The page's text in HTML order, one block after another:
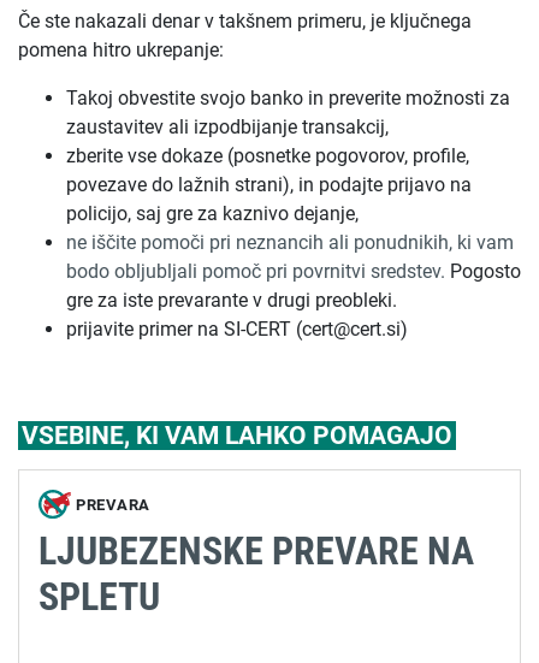
Če ste nakazali denar v takšnem primeru, je ključnega
pomena hitro ukrepanje:
Takoj obvestite svojo banko in preverite možnosti za
zaustavitev ali izpodbijanje transakcij,
zberite vse dokaze (posnetke pogovorov, profile,
povezave do lažnih strani), in podajte prijavo na
policijo, saj gre za kaznivo dejanje,
ne iščite pomoči pri neznancih ali ponudnikih, ki vam
bodo obljubljali pomoč pri povrnitvi sredstev. Pogosto
gre za iste prevarante v drugi preobleki.
prijavite primer na SI-CERT (cert@cert.si)
VSEBINE, KI VAM LAHKO POMAGAJO
PREVARA
LJUBEZENSKE PREVARE NA
SPLETU